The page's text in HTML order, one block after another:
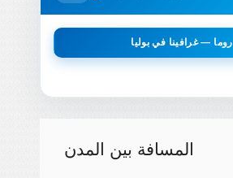
روما — غرافينا في بوليا
المسافة بين المدن